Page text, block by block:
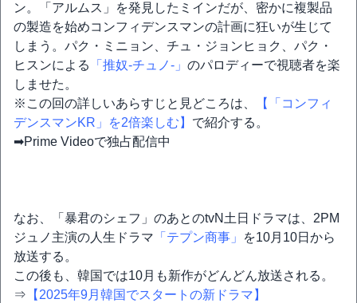
ン。「アルムス」を発見したミインだが、密かに複製品
の製造を始めコンフィデンスマンの計画に狂いが生じて
しまう。パク・ミニョン、チュ・ジョンヒョク、パク・
ヒスンによる
「推奴-チュノ-」 のパロディーで視聴者を楽
しませた。
※この回の詳しいあらすじと見どころは、
【「コンフィ
デンスマンKR」を2倍楽しむ】 で紹介する。
➡Prime Videoで独占配信中
なお、「暴君のシェフ」のあとのtvN土日ドラマは、2PM
ジュノ主演の人生ドラマ 「テプン商事」
を10月10日から
放送する。
この後も、韓国では10月も新作がどんどん放送される。
⇒ 【2025年9月韓国でスタートの新ドラマ】